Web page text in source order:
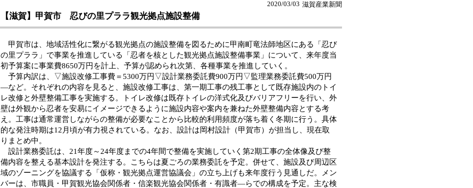
滋賀産業新聞
2020/03/03
【滋賀】甲賀市 忍びの里プララ観光拠点施設整備
甲賀市は、地域活性化に繋がる観光拠点の施設整備を図るために甲南町竜法師地区にある「忍び
の里プララ」で事業を推進している「忍者を核とした観光拠点施設整備事業」について、来年度当
初予算案に事業費8650万円を計上、予算が認められ次第、各種事業を推進していく。
予算内訳は、▽施設改修工事費＝5300万円▽設計業務委託費900万円▽監理業務委託費500万円
―など。それぞれの内容を見ると、施設改修工事は、第一期工事の残工事として既存施設内のトイ
レ改修と外壁整備工事を実施する。トイレ改修は既存トイレの洋式化及びバリアフリーを行い、外
壁は外観から忍者を安易にイメージできるように施設内容や案内を兼ねた外壁整備内容とする考
え。工事は通常運営しながらの整備が必要なことから比較的利用頻度が落ち着く冬期に行う。具体
的な発注時期は12月頃が有力視されている。なお、設計は岡村設計（甲賀市）が担当し、現在取
りまとめ中。
設計業務委託は、21年度～24年度までの4年間で整備を実施していく第2期工事の全体像及び整
備内容を整える基本設計を発注する。こちらは夏ごろの業務委託を予定。併せて、施設及び周辺区
域のゾーニングを協議する「仮称・観光拠点運営協議会」の立ち上げも来年度行う見通しだ。メン
バーは、市職員・甲賀観光協会関係者・信楽観光協会関係者・有識者―らでの構成を予定。主な検